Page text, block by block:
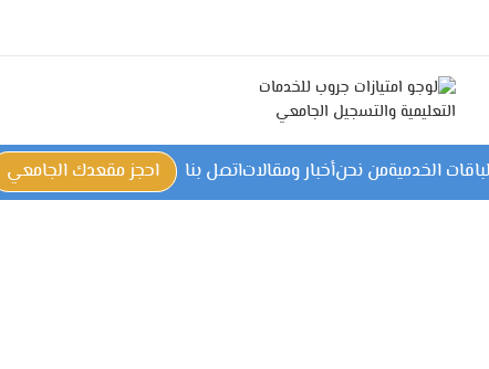
الخدميةمن نحنأخبار ومقالاتاتصل بنا احجز مقعدك الجامعي